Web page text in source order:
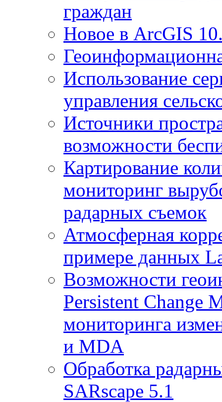
граждан
Новое в ArcGIS
Использование
управления
Источники
возможности
Картирование
мониторинг
радарных съемок
Атмосферная
примере данных
Возможности
Persistent Change
мониторинга
и MDA
Обработка
SARscape 5.1